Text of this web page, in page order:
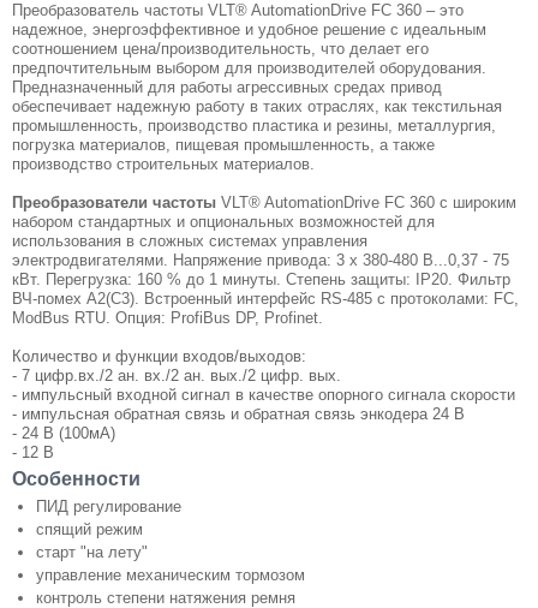
Преобразователь частоты VLT® AutomationDrive FC 360 – это
надежное, энергоэффективное и удобное решение с идеальным
соотношением цена/производительность, что делает его
предпочтительным выбором для производителей оборудования.
Предназначенный для работы агрессивных средах привод
обеспечивает надежную работу в таких отраслях, как текстильная
промышленность, производство пластика и резины, металлургия,
погрузка материалов, пищевая промышленность, а также
производство строительных материалов.
Преобразователи частоты VLT® AutomationDrive FC 360 с широким
набором стандартных и опциональных возможностей для
использования в сложных системах управления
электродвигателями. Напряжение привода: 3 х 380-480 В...0,37 - 75
кВт. Перегрузка: 160 % до 1 минуты. Степень защиты: IP20. Фильтр
ВЧ-помех А2(С3). Встроенный интерфейс RS-485 с протоколами: FC,
ModBus RTU. Опция: ProfiBus DP, Profinet.
Количество и функции входов/выходов:
- 7 цифр.вх./2 ан. вх./2 ан. вых./2 цифр. вых.
- импульсный входной сигнал в качестве опорного сигнала скорости
- импульсная обратная связь и обратная связь энкодера 24 В
- 24 В (100мА)
- 12 В
Особенности
ПИД регулирование
спящий режим
старт "на лету"
управление механическим тормозом
контроль степени натяжения ремня